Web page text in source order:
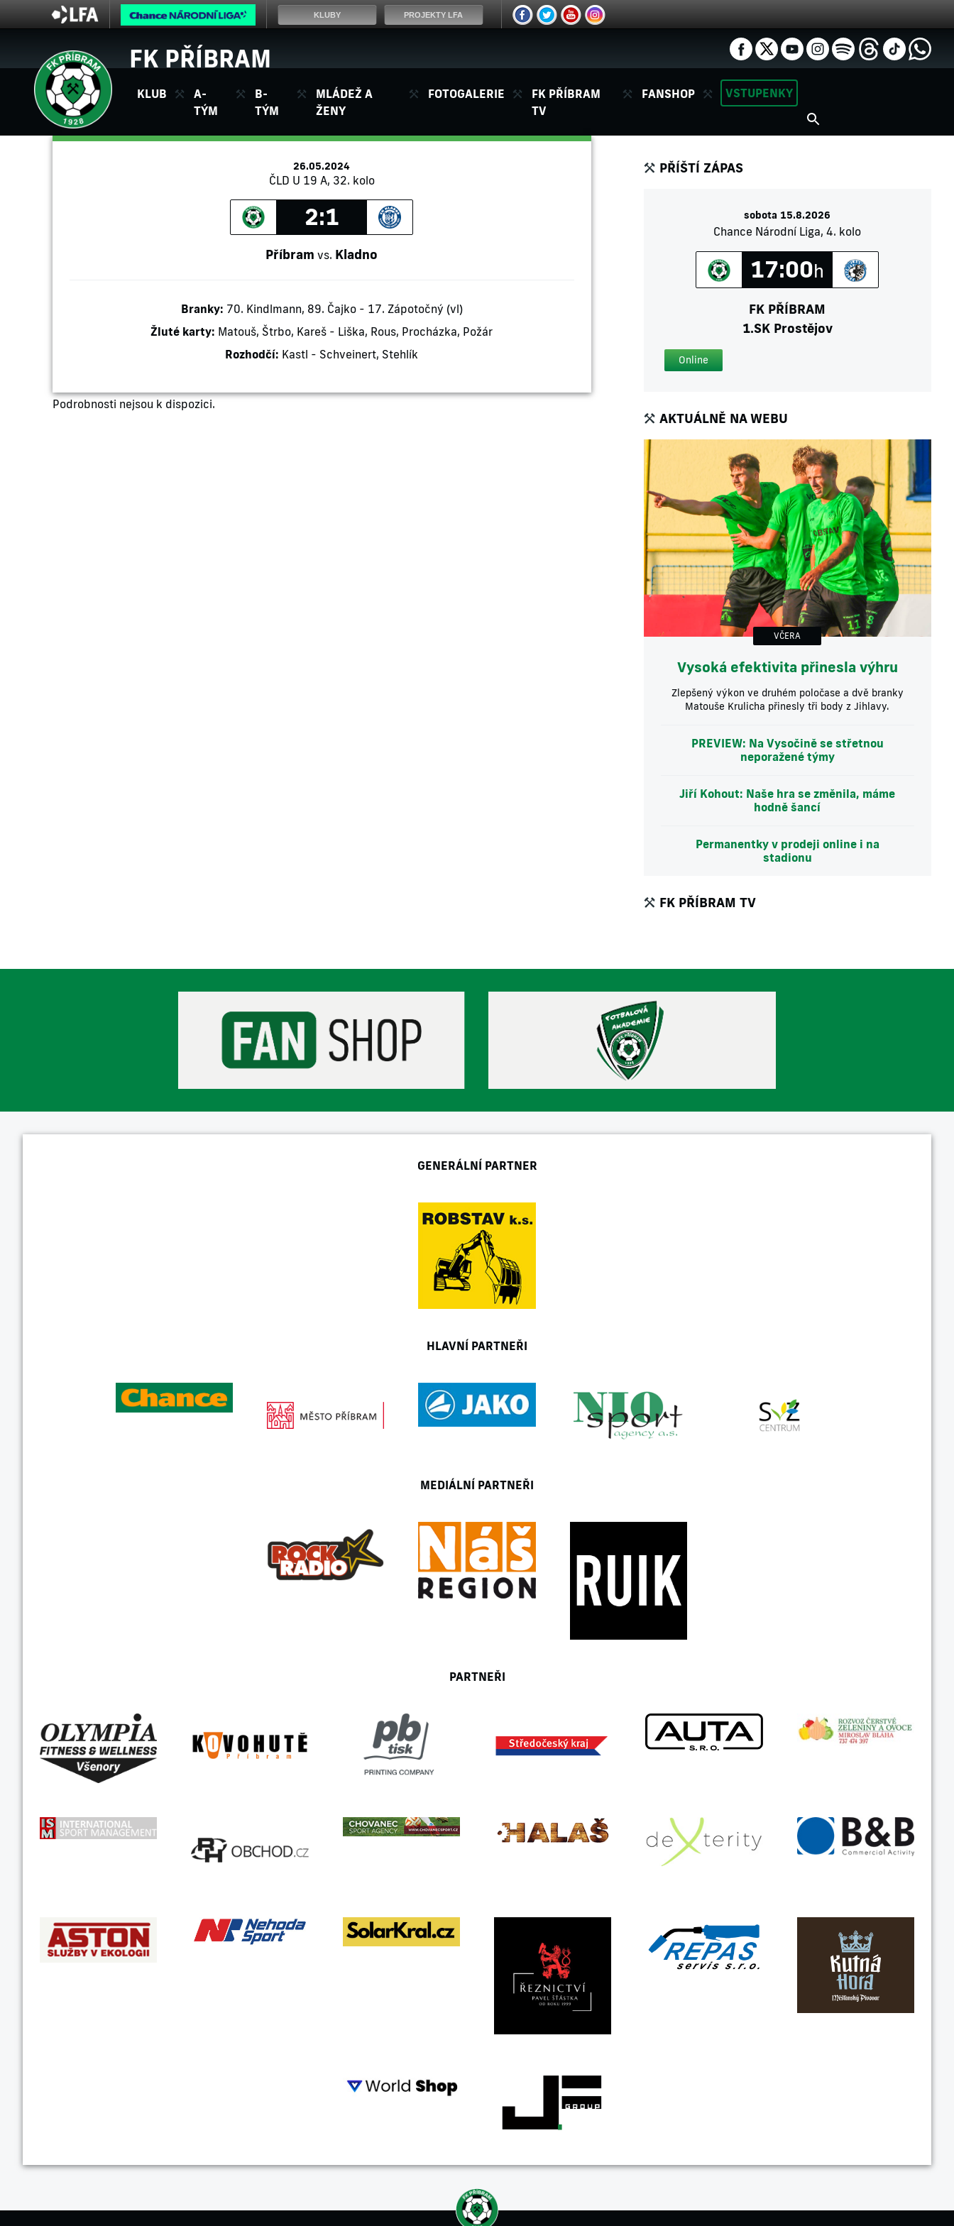
FK PŘÍBRAM
KLUB
A-
TÝM
B-
TÝM
MLÁDEŽ A
ŽENY
FOTOGALERIE
FK PŘÍBRAM
TV
FANSHOP VSTUPENKY
26.05.2024
ČLD U 19 A, 32. kolo
2:1
Příbram vs. Kladno
Branky: 70. Kindlmann, 89. Čajko - 17. Zápotočný (vl)
Žluté karty: Matouš, Štrbo, Kareš - Liška, Rous, Procházka, Požár
Rozhodčí: Kastl - Schveinert, Stehlík
Podrobnosti nejsou k dispozici.
PŘÍŠTÍ ZÁPAS
sobota 15.8.2026
Chance Národní Liga, 4. kolo
17:00h
FK PŘÍBRAM
1.SK Prostějov
Online
AKTUÁLNĚ NA WEBU
VČERA
Vysoká efektivita přinesla výhru
Zlepšený výkon ve druhém poločase a dvě branky
Matouše Krulicha přinesly tři body z Jihlavy.
PREVIEW: Na Vysočině se střetnou
neporažené týmy
Jiří Kohout: Naše hra se změnila, máme
hodně šancí
Permanentky v prodeji online i na
stadionu
FK PŘÍBRAM TV
GENERÁLNÍ PARTNER
HLAVNÍ PARTNEŘI
MEDIÁLNÍ PARTNEŘI
PARTNEŘI
KLUBY PROJEKTY LFA